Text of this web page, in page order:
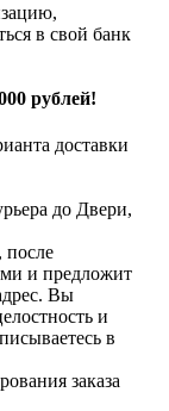
в свой банк
рублей!
доставки
до Двери,
после
и предложит
Вы
и
в
заказа